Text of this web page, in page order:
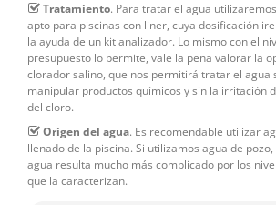
Tratamiento. Para tratar el agua
apto para piscinas con liner, cuya dosificación
la ayuda de un kit analizador. Lo mismo con el
presupuesto lo permite, vale la pena valorar la
clorador salino, que nos permitirá tratar el agua
manipular productos químicos y sin la irritación
del cloro.
Origen del agua. Es recomendable utilizar
llenado de la piscina. Si utilizamos agua de
agua resulta mucho más complicado por los
que la caracterizan.